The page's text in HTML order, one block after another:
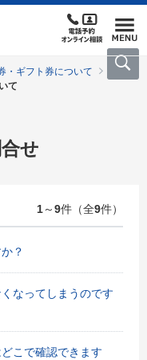
・ギフト券について
フ
て
せ
1～9件（全9件）
？
なってしまうのです
こで確認できます